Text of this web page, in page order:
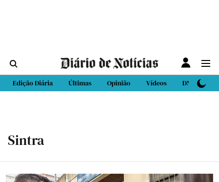
Edição Diária Últimas Opinião Vídeos DN Sport
Sintra